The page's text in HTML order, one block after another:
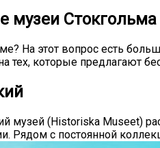
музеи Стокгольма
На этот вопрос есть
тех, которые предлагают
музей (Historiska Museet)
Рядом с постоянной